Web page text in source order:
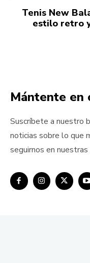
Tenis New
estilo retro
Mántente en
Suscríbete a nuestro
noticias sobre lo que
seguirnos en